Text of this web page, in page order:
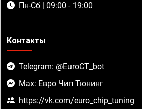
Пн-Сб | 09:00 - 19:00
Контакты
Telegram: @EuroCT_bot
Max: Евро Чип Тюнинг
https://vk.com/euro_chip_tuning